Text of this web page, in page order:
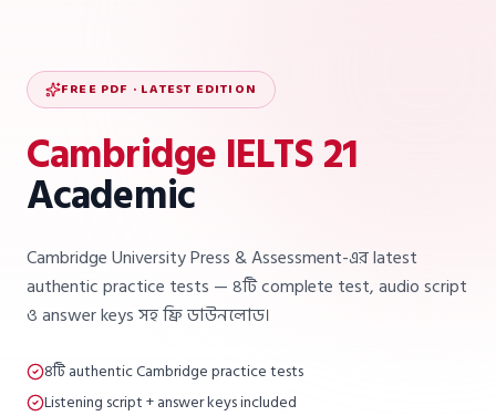
FREE PDF · LATEST EDITION
Cambridge IELTS 21
Academic
Cambridge University Press & Assessment-এর latest
authentic practice tests — ৪টি complete test, audio script
ও answer keys সহ ফ্রি ডাউনলোড।
৪টি authentic Cambridge practice tests
Listening script + answer keys included